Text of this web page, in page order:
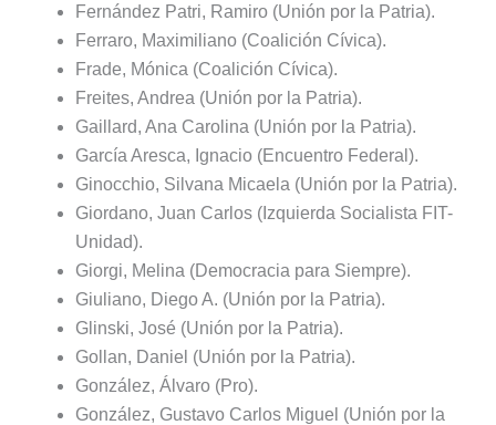
Fernández Patri, Ramiro (Unión por la Patria).
Ferraro, Maximiliano (Coalición Cívica).
Frade, Mónica (Coalición Cívica).
Freites, Andrea (Unión por la Patria).
Gaillard, Ana Carolina (Unión por la Patria).
García Aresca, Ignacio (Encuentro Federal).
Ginocchio, Silvana Micaela (Unión por la Patria).
Giordano, Juan Carlos (Izquierda Socialista FIT-
Unidad).
Giorgi, Melina (Democracia para Siempre).
Giuliano, Diego A. (Unión por la Patria).
Glinski, José (Unión por la Patria).
Gollan, Daniel (Unión por la Patria).
González, Álvaro (Pro).
González, Gustavo Carlos Miguel (Unión por la